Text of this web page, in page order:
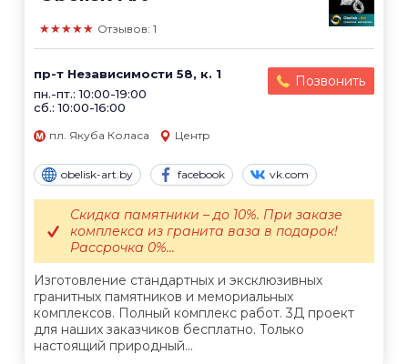
★★★★★ Отзывов: 1
пр-т Независимости 58, к. 1
пн.-пт.: 10:00-19:00
сб.: 10:00-16:00
Позвонить
пл. Якуба Коласа Центр
obelisk-art.by facebook vk.com
Изготовление стандартных и эксклюзивных
гранитных памятников и мемориальных
комплексов. Полный комплекс работ. 3Д проект
для наших заказчиков бесплатно. Только
настоящий природный...
Скидка памятники – до 10%. При заказе
комплекса из гранита ваза в подарок!
Рассрочка 0%...